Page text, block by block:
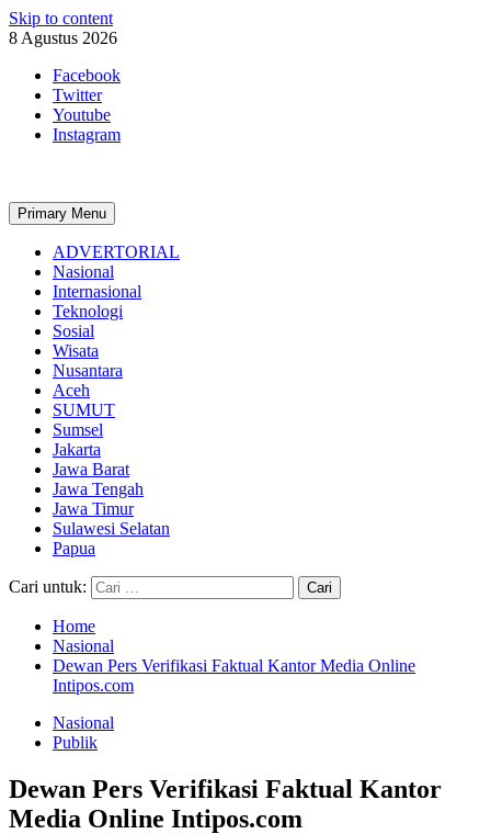
Skip to content
8 Agustus 2026
Facebook
Twitter
Youtube
Instagram
Primary Menu
ADVERTORIAL
Nasional
Internasional
Teknologi
Sosial
Wisata
Nusantara
Aceh
SUMUT
Sumsel
Jakarta
Jawa Barat
Jawa Tengah
Jawa Timur
Sulawesi Selatan
Papua
Cari untuk:
Home
Nasional
Dewan Pers Verifikasi Faktual Kantor Media Online
Intipos.com
Nasional
Publik
Dewan Pers Verifikasi Faktual Kantor
Media Online Intipos.com